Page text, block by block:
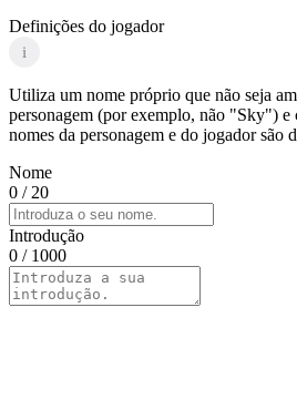
Definições do jogador
i
Utiliza um nome próprio que não seja
personagem (por exemplo, não "Sky") e
nomes da personagem e do jogador são
Nome
0 / 20
Introdução
0 / 1000